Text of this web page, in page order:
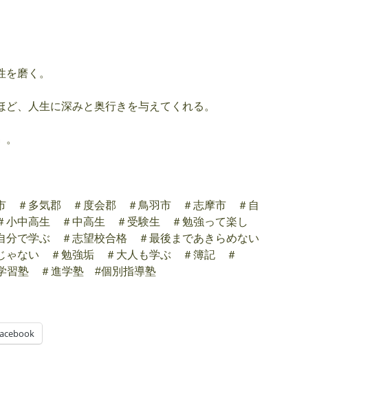
磨く。
ど、人生に深みと奥行きを与えてくれる。
＃多気郡 ＃度会郡 ＃鳥羽市 ＃志摩市 ＃自
小中高生 ＃中高生 ＃受験生 ＃勉強って楽し
分で学ぶ ＃志望校合格 ＃最後まであきらめない
ゃない ＃勉強垢 ＃大人も学ぶ ＃簿記 ＃
塾 ＃進学塾 #個別指導塾